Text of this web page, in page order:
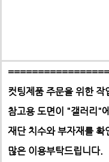
-> 택배요금은 택배사
컷팅제품 주문을 위한 작
참고용 도면이 "갤러리"에
재단 치수와 부자재를 확
많은 이용부탁드립니다.
번호
213 알루미늄 프로파일 견
212 견적 문의 드립니다.
211 배송이 언제 시작